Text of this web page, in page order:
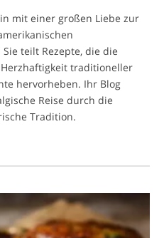
mit einer großen Liebe zur
teilt Rezepte, die die
traditioneller
hervorheben. Ihr Blog
Reise durch die
Tradition.